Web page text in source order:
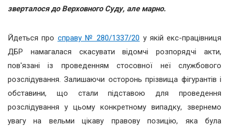
зверталося до Верховного Суду, але марно.
Йдеться про справу № 280/1337/20 у якій екс-працівниця
ДБР намагалася скасувати відомчі розпорядчі акти,
пов'язані із проведенням стосовної неї службового
розслідування. Залишаючи осторонь прізвища фігурантів і
обставини, що стали підставою для проведення
розслідування у цьому конкретному випадку, звернемо
увагу на вельми цікаву правову позицію, яка була